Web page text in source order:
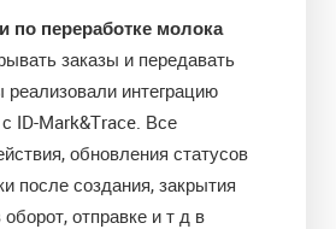
по переработке молока
заказы и передавать
интеграцию
ID-Mark&Trace. Все
обновления статусов
после создания, закрытия
отправке и т д в